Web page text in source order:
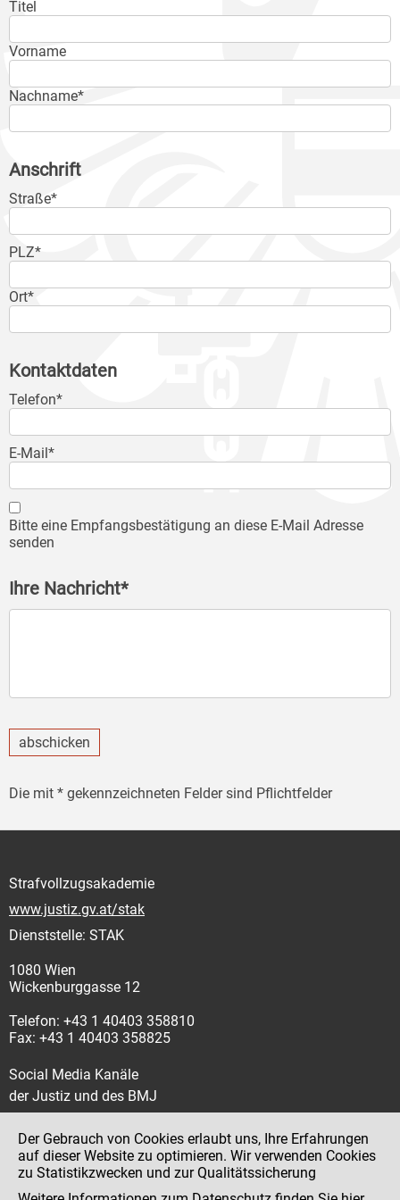
Titel
Vorname
Nachname*
Anschrift
Straße*
PLZ*
Ort*
Kontaktdaten
Telefon*
E-Mail*
Bitte eine Empfangsbestätigung an diese E-Mail Adresse
senden
Ihre Nachricht*
abschicken
Die mit * gekennzeichneten Felder sind Pflichtfelder
Strafvollzugsakademie
www.justiz.gv.at/stak
Dienststelle: STAK
1080 Wien
Wickenburggasse 12
Telefon: +43 1 40403 358810
Fax: +43 1 40403 358825
Social Media Kanäle
der Justiz und des BMJ
Impressum
Der Gebrauch von Cookies erlaubt uns, Ihre Erfahrungen
auf dieser Website zu optimieren. Wir verwenden Cookies
zu Statistikzwecken und zur Qualitätssicherung